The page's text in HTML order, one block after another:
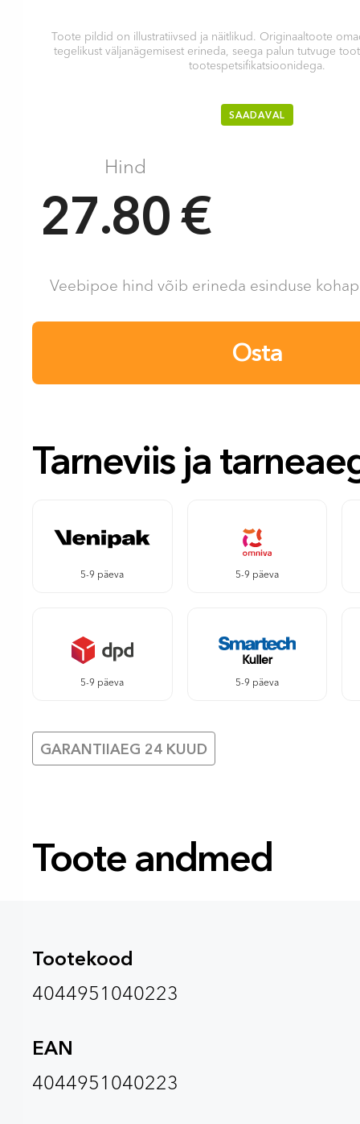
Toote pildid on illustratiivsed ja näitlikud. Originaaltoote
tegelikust väljanägemisest erineda, seega palun tutvuge
tootespetsifikatsioonidega.
SAADAVAL
Hind
27.80 €
Veebipoe hind võib erineda esinduse
Osta
Tarneviis ja
5-9 päeva 5-9 päeva
5-9 päeva 5-9 päeva
GARANTIIAEG 24 KUUD
Toote andmed
Tootekood
4044951040223
EAN
4044951040223